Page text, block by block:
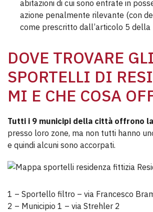
abitazioni di cui sono entrate in
azione penalmente rilevante (con
come prescritto dall’articolo 5
DOVE TROVARE GLI
SPORTELLI DI
MI E CHE COSA
Tutti i 9 municipi della città offrono
presso loro zone, ma non tutti hanno
e quindi alcuni sono accorpati.
1 – Sportello filtro – via Francesco
2 – Municipio 1 – via Strehler 2